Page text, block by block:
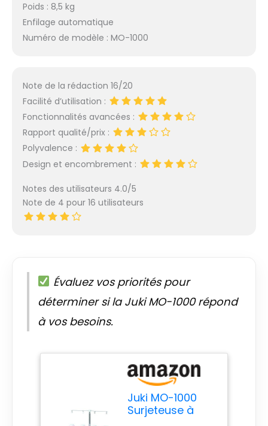
Poids : 8,5 kg
Enfilage automatique
Numéro de modèle : MO-1000
Note de la rédaction 16/20
Facilité d’utilisation :
Fonctionnalités avancées :
Rapport qualité/prix :
Polyvalence :
Design et encombrement :
Notes des utilisateurs 4.0/5
Note de 4 pour 16 utilisateurs
Évaluez vos priorités pour
déterminer si la Juki MO-1000 répond
à vos besoins.
Juki MO-1000
Surjeteuse à